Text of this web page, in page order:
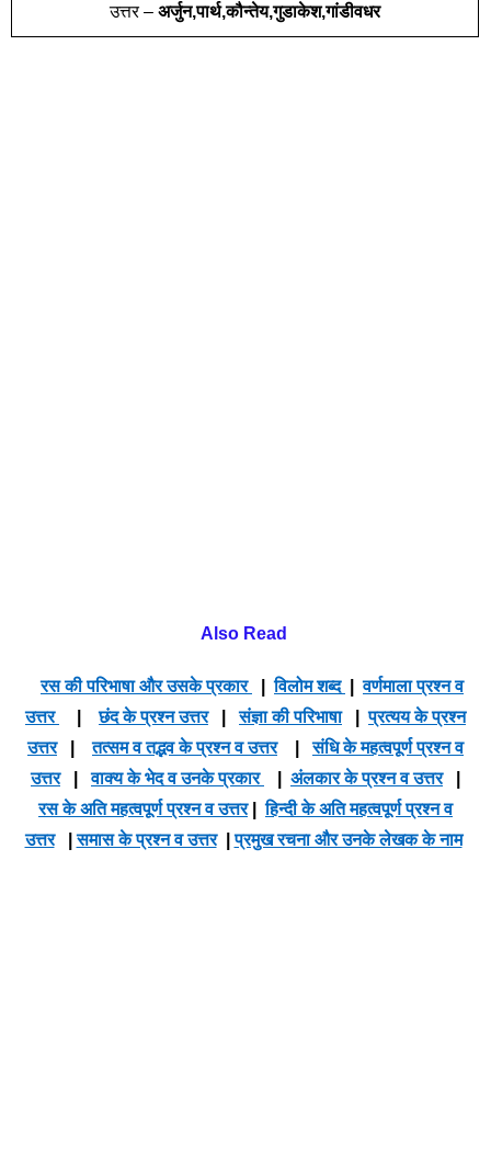
उत्तर –अर्जुन,पार्थ,कौन्तेय,गुडाकेश,गांडीवधर
Also Read
रस की परिभाषा और उसके प्रकार |विलोम शब्द |वर्णमाला प्रश्न व
उत्तर
|छंद के प्रश्न उत्तर|संज्ञा की परिभाषा|प्रत्यय के प्रश्न
उत्तर|तत्सम व तद्भव के प्रश्न व उत्तर|संधि के महत्वपूर्ण प्रश्न व
उत्तर|वाक्य के भेद व उनके प्रकार अंलकार के प्रश्न व उत्तर|
रस के अति महत्वपूर्ण प्रश्न व उत्तर|हिन्दी के अति महत्वपूर्ण प्रश्न व
उत्तर|समास के प्रश्न व उत्तर|प्रमुख रचना और उनके लेखक के नाम